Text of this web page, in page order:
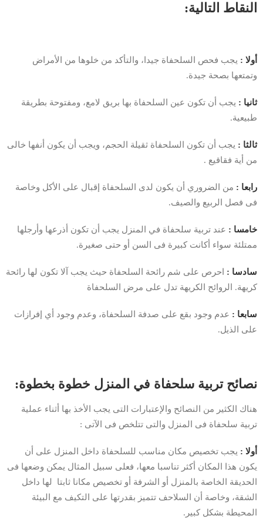
النقاط التالية:
أولا : يجب فحص السلحفاة جيدا، والتأكد من خلوها من الأمراض
وتمتعها بصحة جيدة.
ثانيا : يجب أن تكون عين السلحفاة بها بريق لامع، ومفتوحة بطريقة
طبيعية.
ثالثا : يجب أن تكون السلحفاة ثقيلة الحجم، ويجب أن يكون أنفها خالى
من أية فقاقيع .
رابعا : من الضروري أن يكون لدى السلحفاة إقبال على الأكل وخاصة
فى فصل الربيع والصيف.
خامسا : عند تربية سلحفاة في المنزل يجب أن تكون أذرعها وأرجلها
ممتلئة سواء أكانت كبيرة فى السن أو حتى صغيرة.
سادسا : احرص على شم رائحة السلحفاة حيث يجب آلا تكون لها رائحة
كريهة. الروائح الكريهة تدل على مرض السلحفاة
سابعا : عدم وجود بقع على صدفة السلحفاة، وعدم وجود أي إفرازات
على الذيل.
نصائح تربية سلحفاة في المنزل خطوة بخطوة:
هناك الكثير من النصائح والإعتبارات التى يجب الأخذ بها أثناء عملية
تربية سلحفاة فى المنزل والتى تتلخص فى الآتى :
أولا : يجب تخصيص مكان مناسب للسلحفاة داخل المنزل على أن
يكون هذا المكان أكثر تناسبا معها، فعلى سبيل المثال يمكن وضعها فى
الحديقة الخاصة بالمنزل أو الشرفة أو تخصيص مكانا ثابتا لها داخل
الشقة، وخاصة أن السلاحف تتميز بقدرتها على التكيف مع البيئة
المحيطة بشكل كبير.